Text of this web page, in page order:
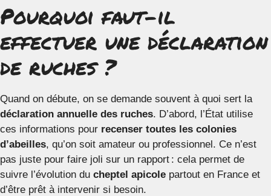
Pourquoi faut-il
effectuer une déclaration
de ruches ?
Quand on débute, on se demande souvent à quoi sert la
déclaration annuelle des ruches. D’abord, l’État utilise
ces informations pour recenser toutes les colonies
d’abeilles, qu’on soit amateur ou professionnel. Ce n’est
pas juste pour faire joli sur un rapport : cela permet de
suivre l’évolution du cheptel apicole partout en France et
d’être prêt à intervenir si besoin.